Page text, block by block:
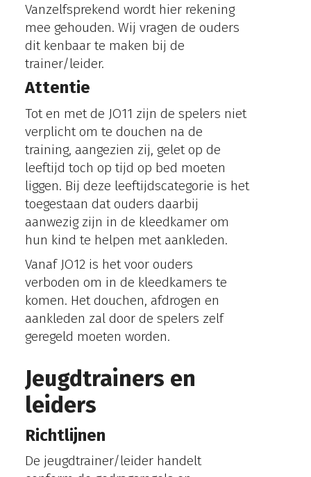
Vanzelfsprekend wordt hier rekening
mee gehouden. Wij vragen de ouders
dit kenbaar te maken bij de
trainer/leider.
Attentie
Tot en met de JO11 zijn de spelers niet
verplicht om te douchen na de
training, aangezien zij, gelet op de
leeftijd toch op tijd op bed moeten
liggen. Bij deze leeftijdscategorie is het
toegestaan dat ouders daarbij
aanwezig zijn in de kleedkamer om
hun kind te helpen met aankleden.
Vanaf JO12 is het voor ouders
verboden om in de kleedkamers te
komen. Het douchen, afdrogen en
aankleden zal door de spelers zelf
geregeld moeten worden.
Jeugdtrainers en
leiders
Richtlijnen
De jeugdtrainer/leider handelt